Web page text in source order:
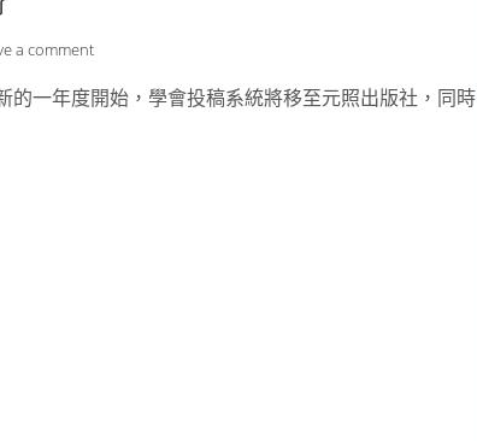
a comment
一年度開始，學會投稿系統將移至元照出版社，同時